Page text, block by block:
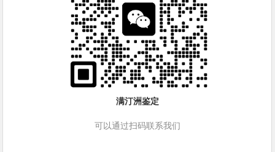
满汀洲鉴定
可以通过扫码联系我们